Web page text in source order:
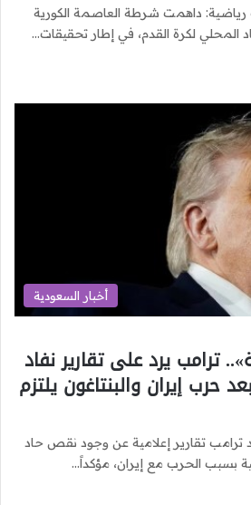
24 – متابعات رياضية: داهمت شرطة العاصمة الكورية
المحلي لكرة القدم، في إطار تحقيقات…
أخبار السعودية
ترامب يرد على تقارير نفاد
حرب إيران والبنتاغون يلتزم
ترامب تقارير إعلامية عن وجود نقص حاد
بسبب الحرب مع إيران، مؤكداً…